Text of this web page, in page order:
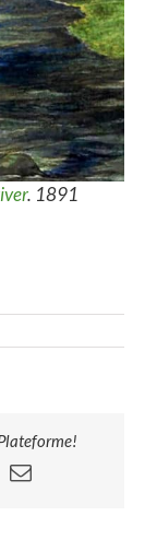
. 1891
Email